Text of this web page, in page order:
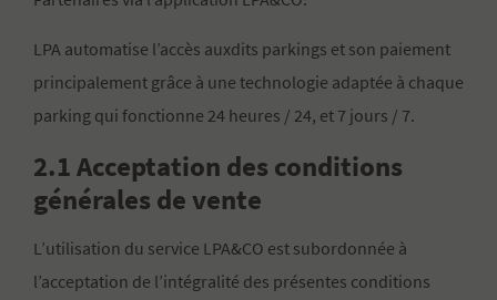
LPA automatise l’accès auxdits parkings et son paiement
principalement grâce à une technologie adaptée à chaque
parking qui fonctionne 24 heures / 24, et 7 jours / 7.
2.1 Acceptation des conditions
générales de vente
L’utilisation du service LPA&CO est subordonnée à
l’acceptation de l’intégralité des présentes conditions